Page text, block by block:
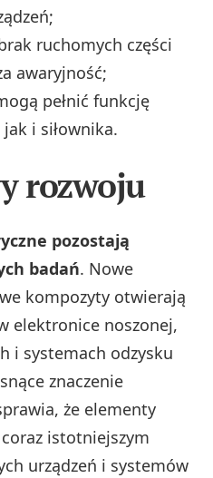
ruchomych części
awaryjność;
pełnić funkcję
i siłownika.
rozwoju
pozostają
badań. Nowe
kompozyty otwierają
elektronice noszonej,
i systemach odzysku
znaczenie
że elementy
istotniejszym
urządzeń i systemów